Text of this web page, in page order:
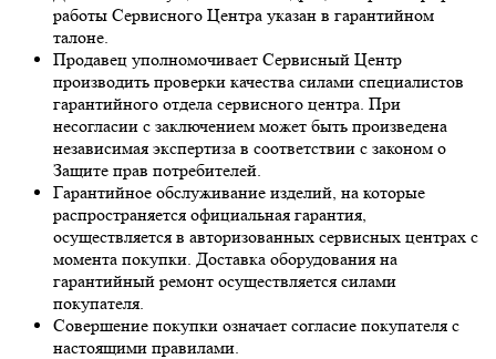
работы Сервисного Центра указан в гарантийном
талоне.
Продавец уполномочивает Сервисный Центр
производить проверки качества силами специалистов
гарантийного отдела сервисного центра. При
несогласии с заключением может быть произведена
независимая экспертиза в соответствии с законом о
Защите прав потребителей.
Гарантийное обслуживание изделий, на которые
распространяется официальная гарантия,
осуществляется в авторизованных сервисных центрах с
момента покупки. Доставка оборудования на
гарантийный ремонт осуществляется силами
покупателя.
Совершение покупки означает согласие покупателя с
настоящими правилами.